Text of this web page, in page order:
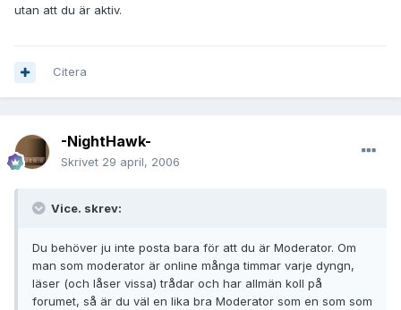
utan att du är aktiv.
Citera
-NightHawk-
Skrivet 29 april, 2006
Vice. skrev:
Du behöver ju inte posta bara för att du är Moderator. Om
man som moderator är online många timmar varje dyngn,
läser (och låser vissa) trådar och har allmän koll på
forumet, så är du väl en lika bra Moderator som en som som